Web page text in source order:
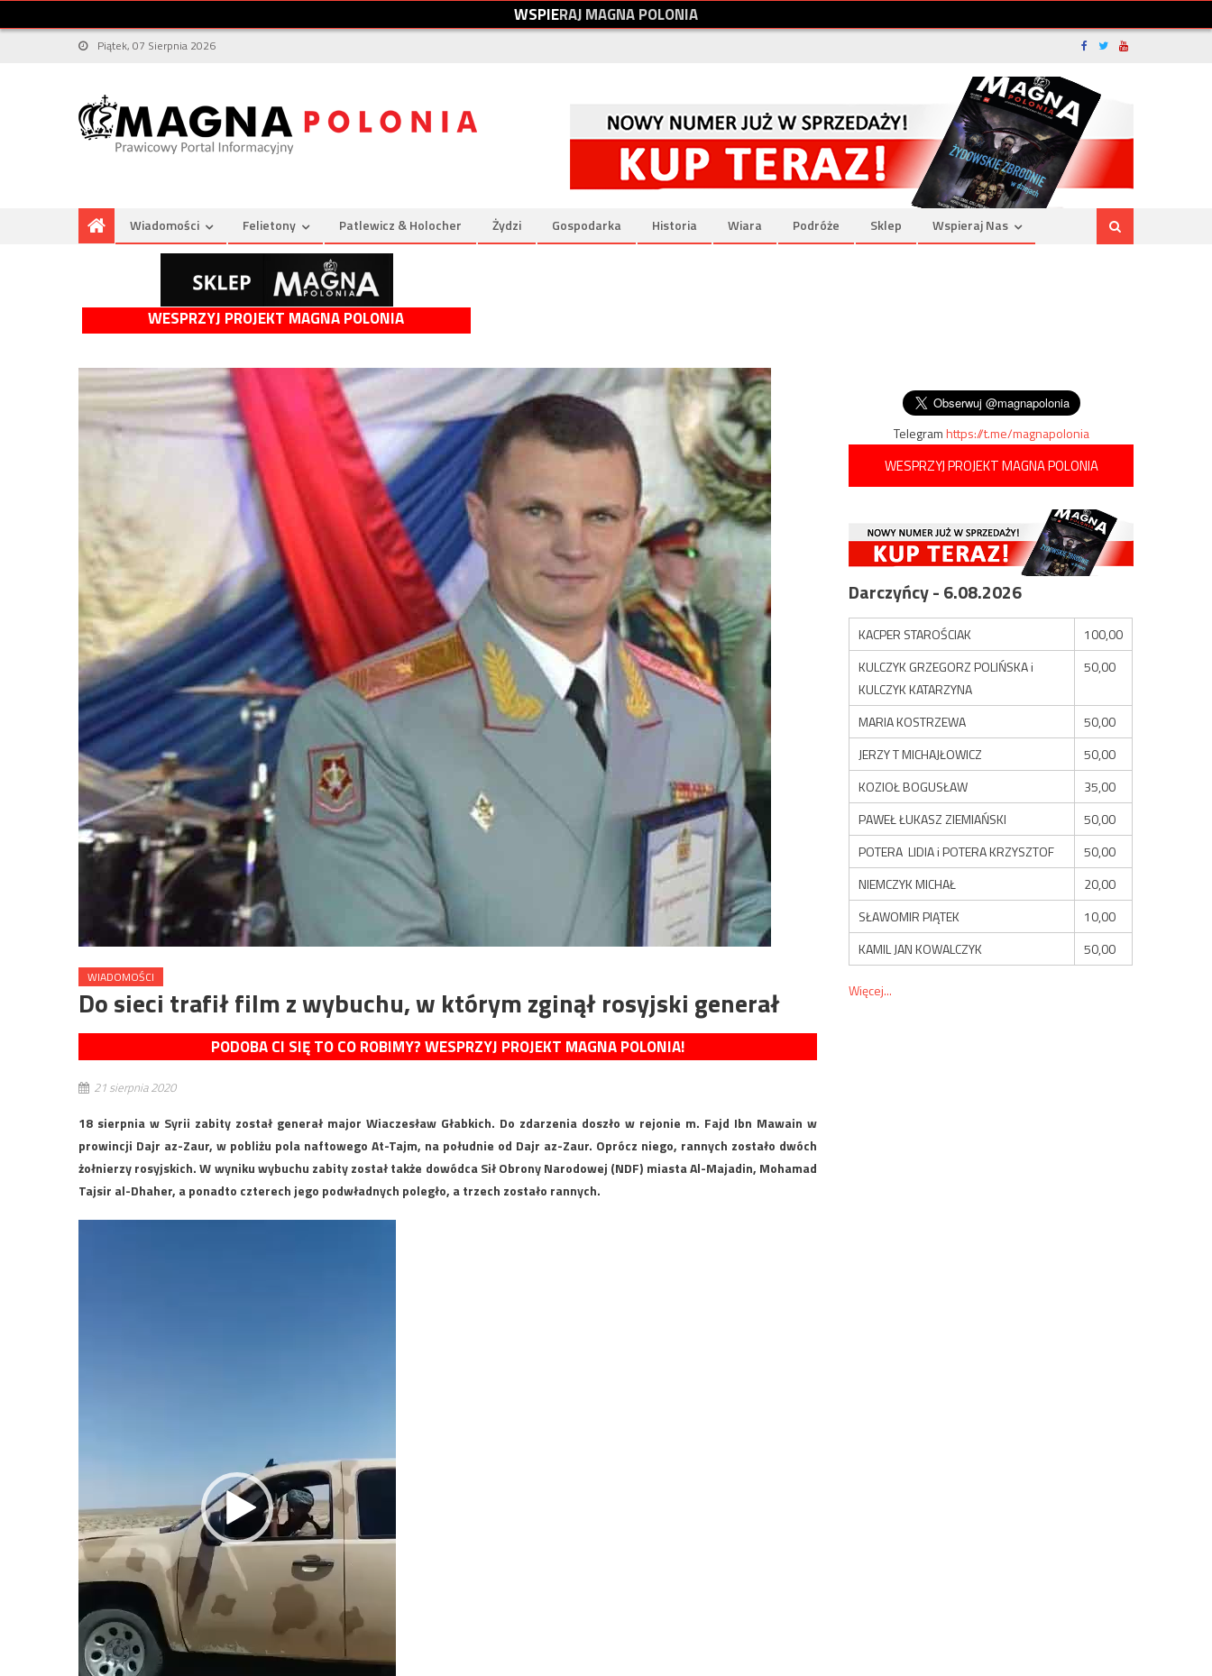
WSPIERAJMAGNAPOLONIA
Piątek, 07 Sierpnia 2026
Wiadomości Felietony Patlewicz & Holocher Żydzi Gospodarka Historia Wiara Podróże Sklep Wspieraj Nas
WESPRZYJ PROJEKT MAGNA POLONIA
WIADOMOŚCI
Do sieci trafił film z wybuchu, w którym zginął rosyjski generał
PODOBA CI SIĘ TO CO ROBIMY? WESPRZYJ PROJEKT MAGNA POLONIA!
21 sierpnia 2020
18 sierpnia w Syrii zabity został generał major Wiaczesław Głabkich. Do zdarzenia doszło w rejonie m. Fajd Ibn Mawain w
prowincji Dajr az-Zaur, w pobliżu pola naftowego At-Tajm, na południe od Dajr az-Zaur. Oprócz niego, rannych zostało dwóch
żołnierzy rosyjskich. W wyniku wybuchu zabity został także dowódca Sił Obrony Narodowej (NDF) miasta Al-Majadin, Mohamad
Tajsir al-Dhaher, a ponadto czterech jego podwładnych poległo, a trzech zostało rannych.
Telegramhttps://t.me/magnapolonia
WESPRZYJ PROJEKT MAGNA POLONIA
Darczyńcy - 6.08.2026
KACPER STAROŚCIAK
100,00
KULCZYK GRZEGORZ POLIŃSKA i
KULCZYK KATARZYNA
50,00
MARIA KOSTRZEWA
50,00
JERZY T MICHAJŁOWICZ
50,00
KOZIOŁ BOGUSŁAW
35,00
PAWEŁ ŁUKASZ ZIEMIAŃSKI
50,00
POTERA LIDIA i POTERA KRZYSZTOF
50,00
NIEMCZYK MICHAŁ
20,00
SŁAWOMIR PIĄTEK
10,00
KAMIL JAN KOWALCZYK
50,00
Więcej...